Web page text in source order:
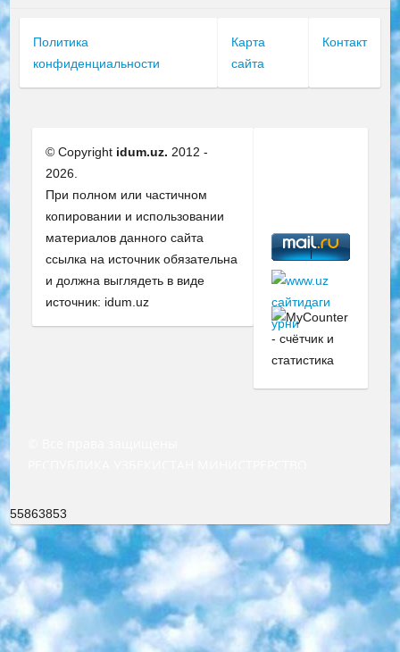
Политика
конфиденциальности
Карта
сайта
Контакт
© Copyright idum.uz. 2012 -
2026.
При полном или частичном
копировании и использовании
материалов данного сайта
ссылка на источник обязательна
и должна выглядеть в виде
источник: idum.uz
55863853